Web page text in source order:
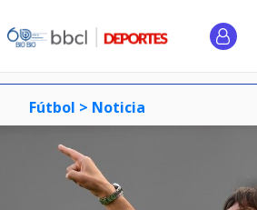
Fútbol > Noticia